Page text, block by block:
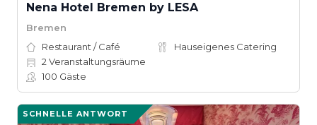
Nena Hotel Bremen by LESA
Bremen
Restaurant / Café
Hauseigenes Catering
2 Veranstaltungsräume
100 Gäste
SCHNELLE ANTWORT